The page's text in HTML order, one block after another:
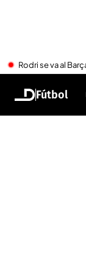
Rodri se va al
Fútbol